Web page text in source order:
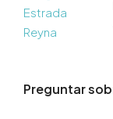
Preguntar